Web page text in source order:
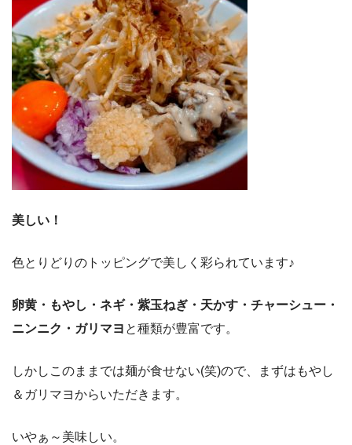
美しい！
色とりどりのトッピングで美しく彩られています♪
卵黄・もやし・ネギ・紫玉ねぎ・天かす・チャーシュー・
ニンニク・ガリマヨ と種類が豊富です。
しかしこのままでは麺が食せない(笑)ので、まずはもやし
＆ガリマヨからいただきます。
いやぁ～美味しい。